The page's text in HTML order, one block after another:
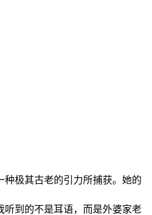
极其古老的引力所捕获。她的
听到的不是耳语，而是外婆家老